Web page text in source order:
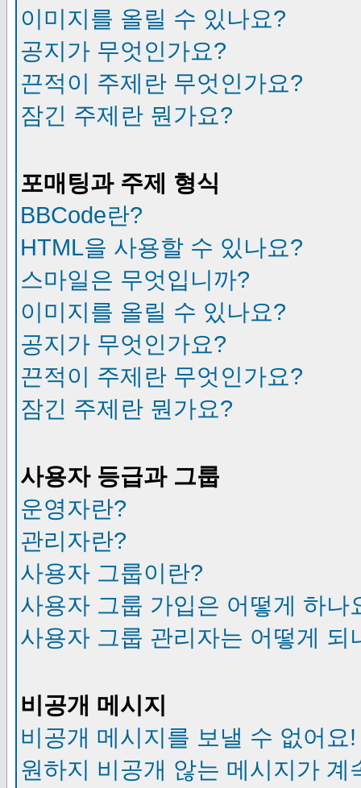
이미지를 올릴 수 있나요?
공지가 무엇인가요?
끈적이 주제란 무엇인가요?
잠긴 주제란 뭔가요?
포매팅과 주제 형식
BBCode란?
HTML을 사용할 수 있나요?
스마일은 무엇입니까?
이미지를 올릴 수 있나요?
공지가 무엇인가요?
끈적이 주제란 무엇인가요?
잠긴 주제란 뭔가요?
사용자 등급과 그룹
운영자란?
관리자란?
사용자 그룹이란?
사용자 그룹 가입은 어떻게 하나
사용자 그룹 관리자는 어떻게 되
비공개 메시지
비공개 메시지를 보낼 수 없어요!
원하지 비공개 않는 메시지가 계